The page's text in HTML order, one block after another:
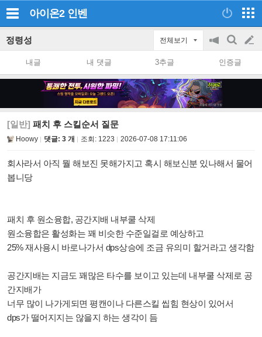
아이온2 인벤
정령성 전체보기
공
on/off
검
색
글
쓰
내글 내 댓글 3추글 인증글
[일반] 패치 후 스킬순서 질문
Hoowy 댓글: 3 개 조회: 1223 2026-07-08 17:11:06
회사라서 아직 뭘 해보진 못해가지고 혹시 해보신분 있나해서 물어
봅니당
패치 후 원소융합, 공간지배 내부쿨 삭제
원소융합은 활성화는 꽤 비슷한 수준일걸로 예상하고
25% 재사용시 바로나가서 dps상승에 조금 유의미 할거라고 생각함
공간지배는 지금도 꽤많은 타수를 보이고 있는데 내부쿨 삭제로 공
간지배가
너무 많이 나가게되면 평캔이나 다른스킬 씹힘 현상이 있어서
dps가 떨어지지는 않을지 하는 생각이 듬